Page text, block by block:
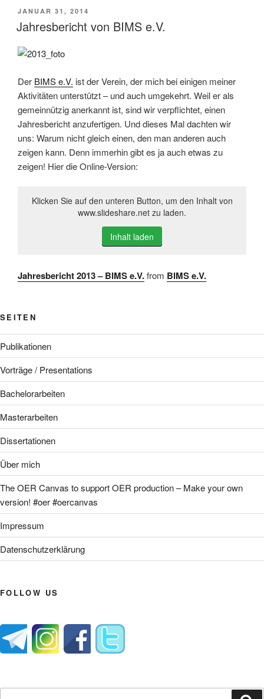
VERÖFFENTLICHT
AM
JANUAR 31, 2014
Jahresbericht von BIMS e.V.
Der BIMS e.V. ist der Verein, der mich bei einigen meiner
Aktivitäten unterstützt – und auch umgekehrt. Weil er als
gemeinnützig anerkannt ist, sind wir verpflichtet, einen
Jahresbericht anzufertigen. Und dieses Mal dachten wir
uns: Warum nicht gleich einen, den man anderen auch
zeigen kann. Denn immerhin gibt es ja auch etwas zu
zeigen! Hier die Online-Version:
Klicken Sie auf den unteren Button, um den Inhalt von
www.slideshare.net zu laden.
Inhalt laden
Jahresbericht 2013 – BIMS e.V.from BIMS e.V.
SEITEN
Publikationen
Vorträge / Presentations
Bachelorarbeiten
Masterarbeiten
Dissertationen
Über mich
The OER Canvas to support OER production – Make your own
version! #oer #oercanvas
Impressum
Datenschutzerklärung
FOLLOW US